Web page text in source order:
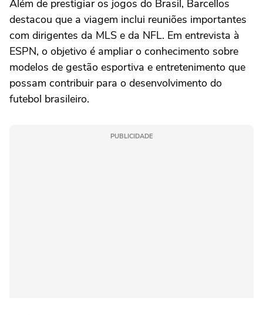
Além de prestigiar os jogos do Brasil, Barcellos
destacou que a viagem inclui reuniões importantes
com dirigentes da MLS e da NFL. Em entrevista à
ESPN, o objetivo é ampliar o conhecimento sobre
modelos de gestão esportiva e entretenimento que
possam contribuir para o desenvolvimento do
futebol brasileiro.
PUBLICIDADE